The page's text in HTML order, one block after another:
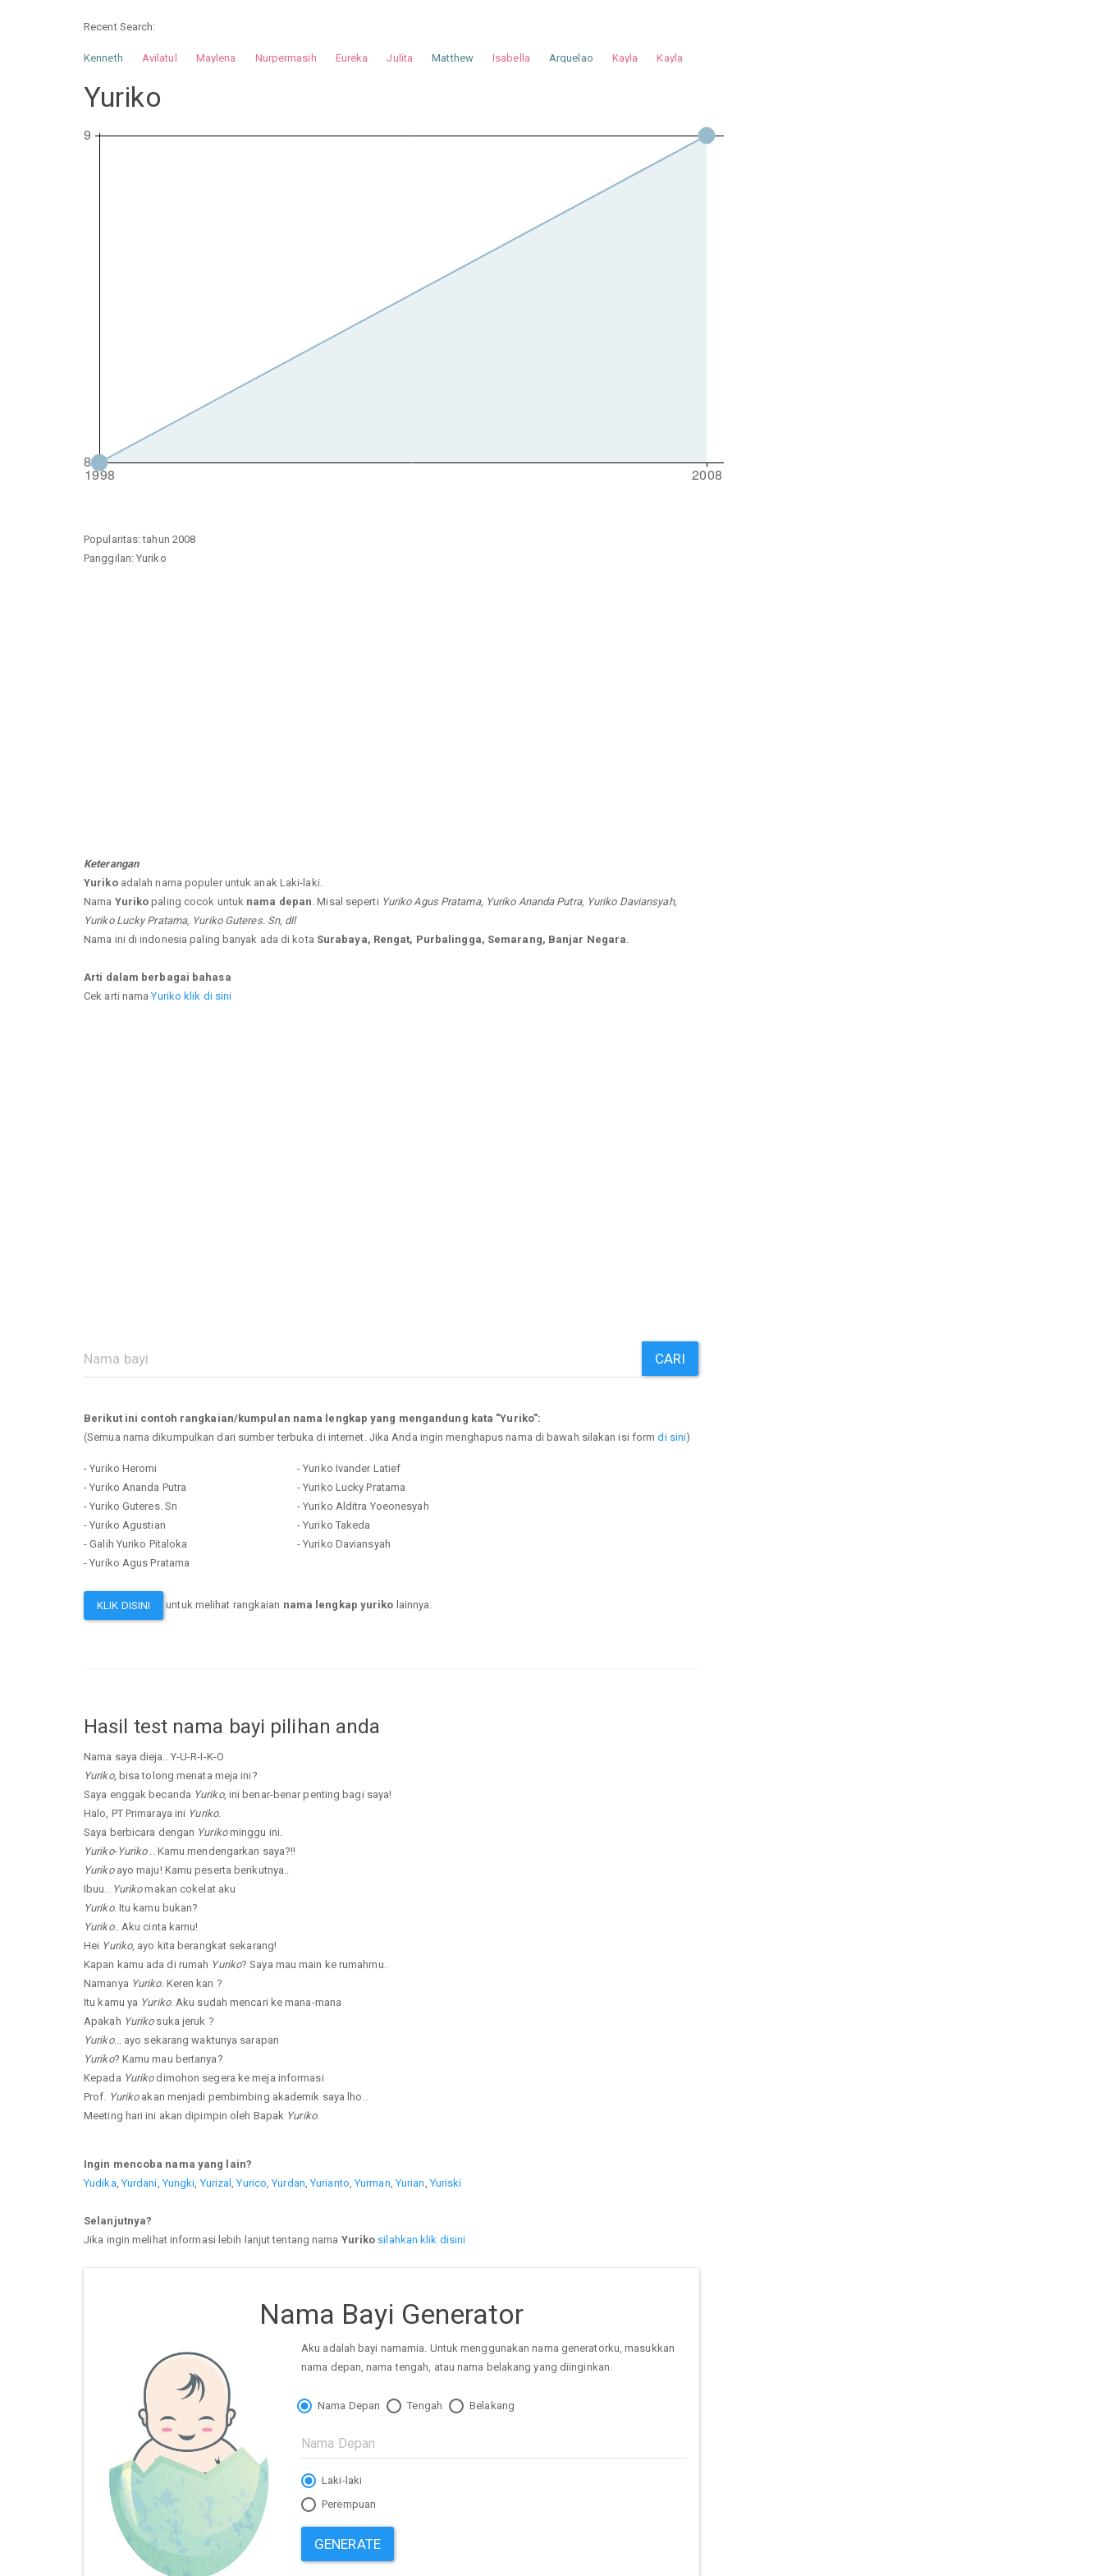
Recent Search:
Kenneth Avilatul Maylena Nurpermasih Eureka Julita Matthew Isabella Arquelao Kayla
Kayla
Yuriko
Popularitas: tahun 2008
Panggilan: Yuriko
Keterangan
Yurikoadalah nama populer untuk anak Laki-laki.
Nama Yuriko paling cocok untuk nama depan . Misal seperti Yuriko Agus Pratama, Yuriko Ananda Putra, Yuriko Daviansyah,
Yuriko Lucky Pratama, Yuriko Guteres. Sn, dll
Nama ini di indonesia paling banyak ada di kota Surabaya, Rengat, Purbalingga, Semarang, Banjar Negara
Arti dalam berbagai bahasa
Cek arti namaYuriko klik di sini
CARI
Berikut ini contoh rangkaian/kumpulan nama lengkap yang mengandung kata "Yuriko":
(Semua nama dikumpulkan dari sumber terbuka di internet. Jika Anda ingin menghapus nama di bawah silakan isi formdi sini)
- Yuriko Heromi
- Yuriko Ananda Putra
- Yuriko Guteres. Sn
- Yuriko Agustian
- Galih Yuriko Pitaloka
- Yuriko Agus Pratama
- Yuriko Ivander Latief
- Yuriko Lucky Pratama
- Yuriko Alditra Yoeonesyah
- Yuriko Takeda
- Yuriko Daviansyah
KLIK DISINI untuk melihat rangkaian nama lengkap yuriko lainnya.
Hasil test nama bayi pilihan anda
Nama saya dieja.. Y-U-R-I-K-O
Yuriko, bisa tolong menata meja ini?
Saya enggak becanda Yuriko, ini benar-benar penting bagi saya!
Halo, PT Primaraya ini Yuriko.
Saya berbicara dengan Yurikominggu ini.
Yuriko-Yuriko.. Kamu mendengarkan saya?!!
Yurikoayo maju! Kamu peserta berikutnya..
Ibuu..
Yurikomakan cokelat aku
Yuriko. Itu kamu bukan?
Yuriko.. Aku cinta kamu!
Hei Yuriko, ayo kita berangkat sekarang!
Kapan kamu ada di rumah Yuriko? Saya mau main ke rumahmu.
Namanya Yuriko. Keren kan ?
Itu kamu ya Yuriko. Aku sudah mencari ke mana-mana
Apakah Yurikosuka jeruk ?
Yuriko... ayo sekarang waktunya sarapan
Yuriko? Kamu mau bertanya?
Kepada Yurikodimohon segera ke meja informasi
Prof. Yurikoakan menjadi pembimbing akademik saya lho..
Meeting hari ini akan dipimpin oleh Bapak Yuriko.
Ingin mencoba nama yang lain?
Yudika ,Yurdani ,Yungki ,Yurizal ,Yurico ,Yurdan ,Yurianto ,Yurman ,Yurian ,Yuriski
Selanjutnya?
Jika ingin melihat informasi lebih lanjut tentang nama Yuriko silahkan klik disini
Nama Bayi Generator
Aku adalah bayi namamia. Untuk menggunakan nama generatorku, masukkan
nama depan, nama tengah, atau nama belakang yang diinginkan.
Nama Depan Tengah Belakang
Laki-laki
Perempuan
GENERATE